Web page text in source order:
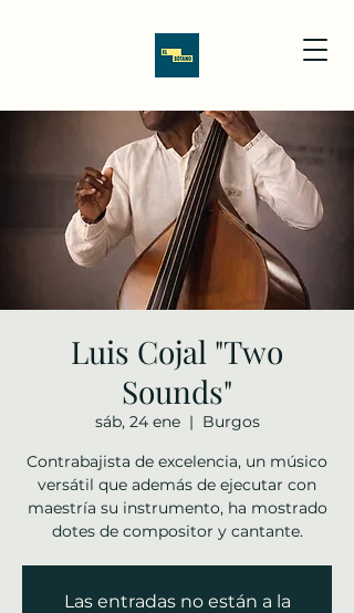
Luis Cojal "Two
Sounds"
sáb, 24 ene
  |
Burgos
Contrabajista de excelencia, un músico
versátil que además de ejecutar con
maestría su instrumento, ha mostrado
dotes de compositor y cantante.
Las entradas no están a la